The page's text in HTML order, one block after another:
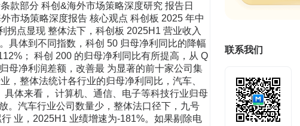
2025H1 较 2024H1 归母净利润改善前十大 代码 简称 申万一级行业 申万二级行业 总市值 （亿元） 24H1 归母净利 （亿元） 25H1 归母净利 （亿元） 较去年同期绝 对额改善 （亿元） 百济神州-U 医药生物 化学制药 3,976 -29 4 33 寒武纪-U 电子 半导体 6,244 -5 10 16 中邮科技 机械设备 专用设备 87 0 7 7 中芯国际 电子 半导体 9,165 16 23 7 九号公司-WD 汽车 摩托车及其他 528 6 12 6 澜起科技 电子 半导体 1,407 6 12 6 和辉光电-U 电子 光学光电子 383 -13 -8 4 生益电子 电子 元件 647 1 5 4 艾力斯 医药生物 化学制药 513 7 11 4 海光信息 电子 半导体 4,521 9 12 3 资料来源：Wind，浙商证券研究所 注：总市值数据统计截至 2025 年 8 月 31 日 2 行业维度：AI 成为亮点 从行业来看，盈利方面，汽车与 TMT 板块居前，电力设备为主要拖累。具体而言，剔 除公司数量少于 5 家的行业，整体法统计各行业的归母净利同比，汽车、计算机、通信、电 子归母净利同比居前，分别为 161%、57%、47%与 45%。 具体来看，计算机、通信、电子等科技行业归母净利同比居前，主要源自 AI 产业快速 发展，特别是上游算力环节景气加速释放。汽车行业公司数量少，整体法口径下，九号公司 电动两轮车业务的快速增长，带动行业盈利改善。电力设备仍为主要拖累行业，2025H1 业 绩增速为-181%。 如果剔除电力设备行业，科创板的中报归母净利增速提升至 18%。 科创&海外市场策略深度研究 7/16 请务必阅读正文之后的免责条款部分 表3： 科创板各行业的归母净利同比 行业 公司数量 2023/3/31 2023/6/30 2023/9/30 2023/12/31 2024/3/31 2024/6/30 2024/9/30 2024/12/31 2025/3/31 2025/6/30 汽车 7 -309% -6% 59% 117% 277% 221% 97% 60% 237% 161% 计算机 68 -10% -8% -40% -81% 6% -1% 2% -507% 37% 57% 通信 14 44% -23% -8% 250% -53% 127% 123% 127% 157% 47% 电子 146 -63% -55% -53% -49% -3% 7% 9% 10% 38% 45% 国防军工 34 4% -8% -6% -12% -17% -41% -35% -34% -18% 15% 有色金属 7 -51% -28% -17% -18% 53% 16% 17% 22% 7% 12% 基础化工 30 -35% -19% -22% -26% 1% -9% -20% -23% 5% 4% 机械设备 88 10% 11% 1% -5% -18% -21% -18% -27% -10% 1% 环保 17 -33% -33% -40% -36% 3% -5% 0% -6% 19% 1% 板块整体 589 -49% -38% -38% -41% -4% -20% -31% -42% -54% -15% 医药生物 109 -127% -148% -118% -213% 339% 238% 317% 135% -77% -26% 电力设备 58 10% -7% -25% -37% -69% -73% -83% -106% -190% -181% 资料来源：Wind，浙商证券研究所 注：业绩增速统计时剔除上年同期之后上市公司；剔除在科创板上市公司不足 5 家的一级行业 图5： 整体法下科创板以及剔除电新后科创板的归母净利同比 资料来源：Wind，浙商证券研究所 注：业绩增速统计时剔除上年同期之后上市公司 -100% -50% 0% 50% 100% 150% 200% 科创板剔除电力设备净利润同比 科创板整体净利润同比 科创&海外市场策略深度研究 8/16 请务必阅读正文之后的免责条款部分 3 景气前瞻：供需持续向好 通常而言，产能扩张一定程度上映射了公司对于行业和未来景气的信心，在手订单则反 映了下游对市场需求的判断。基于此，我们立足于 2025 年中报的产能和订单两指标，对潜 在高景气行业进行挖掘。 就产能扩张来看，我们通过上市公司财报中“在建工程”和“固定资产”之和来作为观 察公司产能的近似指标，并在整体法下统计环比变化。统计 2025 年中报数据，二级行业层 面约七成行业产能扩张率为正。 就在手订单来看，我们通过上市公司财报中“合同负债”和“预收账款”之和来作为观 察公司在手订单的近似指标，并在整体法下统计同比变化。统计 2025 年中报数据，摩托车 及其他、风电设备、光学光电子、地面兵装Ⅱ、通信设备等在手订单增速居前。 产能扩张情况 我们通过上市公司财报中“在建工程”和“固定资产”之和来作为观察公司产能的近似 指标，并在整体法下以环比口径测算科创板内各行业产能扩张率。 就统计结果来看，2025H1 科创板产能较 2025Q1 增长 %，二级行业维度约七成行业 产能扩张率为正，整体扩张趋势向好。 就扩张率来看，排名前五行业为小金属、其他电源设备Ⅱ、摩托车及其他、环保设备Ⅱ、 航天装备Ⅱ；就边际变化来看，32 个二级行业的 25H1 产能扩张率较 25Q1 改善，集中在电 子、机械设备、国防行业。 科创&海外市场策略深度研究 9/16 请务必阅读正文之后的免责条款部分 表4： 科创板各行业的产能扩张率情况 “在建工程+固定资产”环比 二级 2024/6/30 2024/9/30 2024/12/31 2025/3/31 2025/6/30 2025/6/30 和 2025/3/31 差额 小金属 -- -- -- % % % 航天装备Ⅱ % % % % % % 元件 % % % % % % 其他电源设备Ⅱ % % % % % % 地面兵装Ⅱ % % % % % % 航空装备Ⅱ % % % % % % 软件开发 % % % % % % 汽车零部件 % % % % % % 专业服务 % % % % % % 轨交设备Ⅱ % % % % % % 通用设备 % % % % % % 电子化学品Ⅱ % % % % % % 自动化设备 % % % % % % 专用设备 % % % % % % 计算机设备 % % % % % % 饲料 % % % % % % 其他电子Ⅱ % % % % % % 军工电子Ⅱ % % %
联系我们